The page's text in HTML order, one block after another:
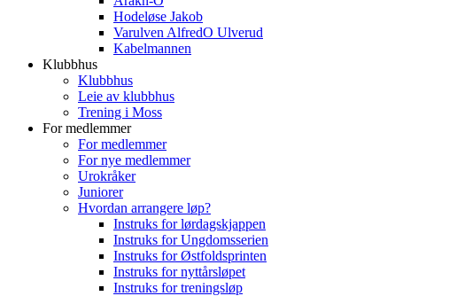
Hodeløse Jakob
Varulven AlfredO Ulverud
Kabelmannen
Klubbhus
Klubbhus
Leie av klubbhus
Trening i Moss
For medlemmer
For medlemmer
For nye medlemmer
Urokråker
Juniorer
Hvordan arrangere løp?
Instruks for lørdagskjappen
Instruks for Ungdomsserien
Instruks for Østfoldsprinten
Instruks for nyttårsløpet
Instruks for treningsløp